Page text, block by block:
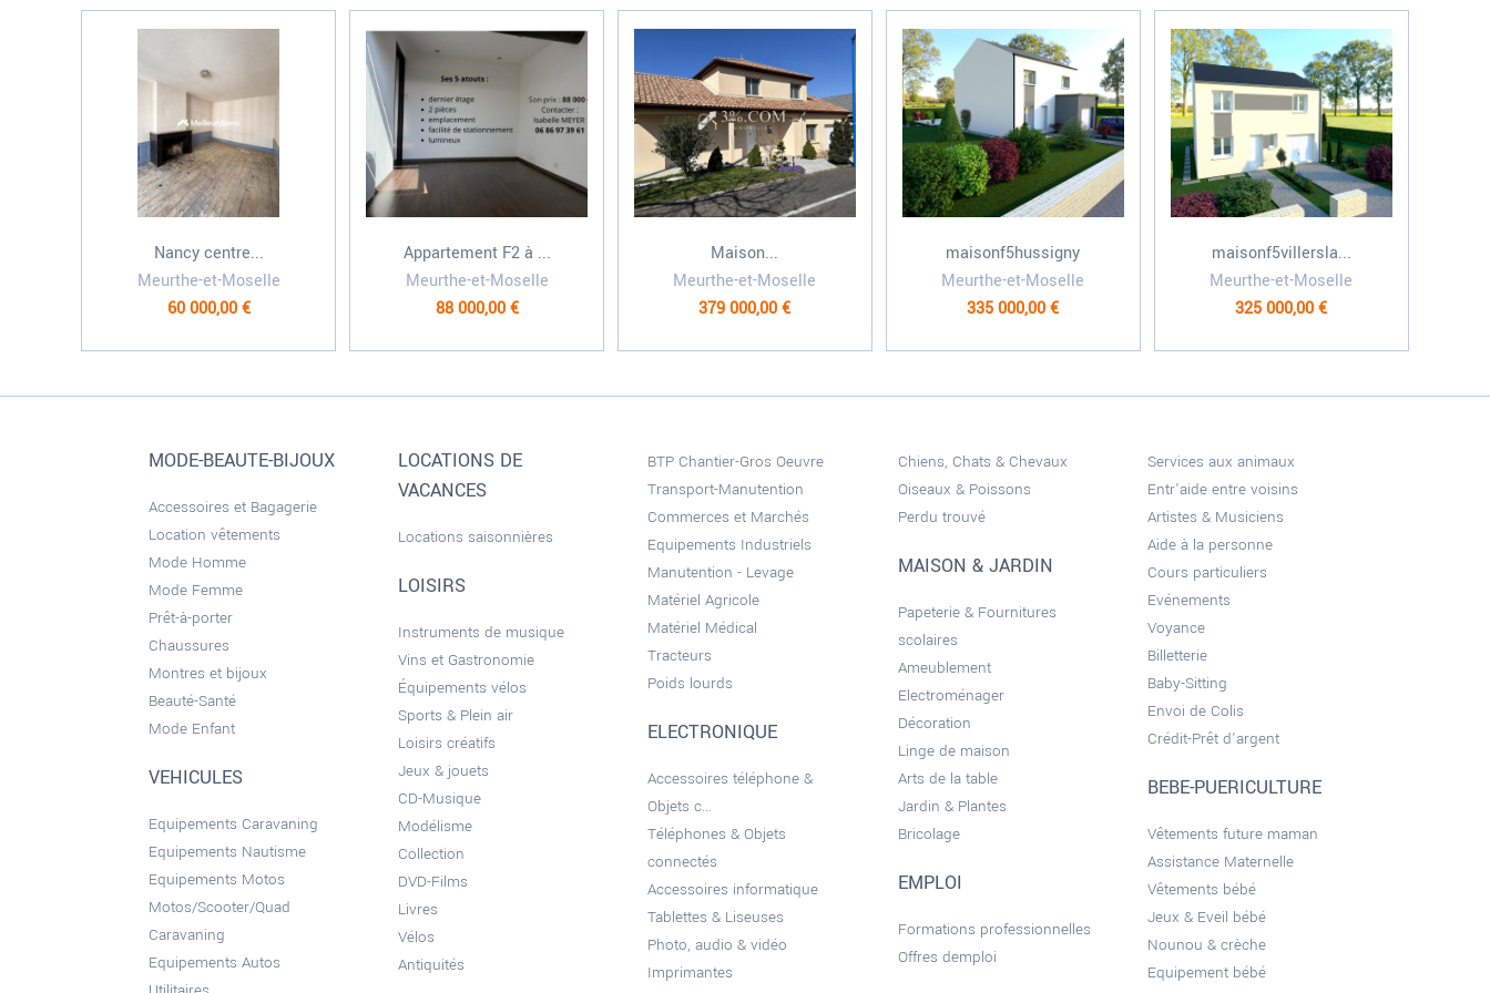
Nancy centre...
Meurthe-et-Moselle
60 000,00 €
Appartement F2 à ...
Meurthe-et-Moselle
88 000,00 €
Maison...
Meurthe-et-Moselle
379 000,00 €
maisonf5hussigny
Meurthe-et-Moselle
335 000,00 €
maisonf5villersla...
Meurthe-et-Moselle
325 000,00 €
MODE-BEAUTE-BIJOUX
Accessoires et Bagagerie
Location vêtements
Mode Homme
Mode Femme
Prêt-à-porter
Chaussures
Montres et bijoux
Beauté-Santé
Mode Enfant
VEHICULES
Equipements Caravaning
Equipements Nautisme
Equipements Motos
Motos/Scooter/Quad
Caravaning
Equipements Autos
LOCATIONS DE
VACANCES
Locations saisonnières
LOISIRS
Instruments de musique
Vins et Gastronomie
Équipements vélos
Sports & Plein air
Loisirs créatifs
Jeux & jouets
CD-Musique
Modélisme
Collection
DVD-Films
Livres
Vélos
Antiquités
BTP Chantier-Gros Oeuvre
Transport-Manutention
Commerces et Marchés
Equipements Industriels
Manutention - Levage
Matériel Agricole
Matériel Médical
Tracteurs
Poids lourds
ELECTRONIQUE
Accessoires téléphone &
Objets c...
Téléphones & Objets
connectés
Accessoires informatique
Tablettes & Liseuses
Photo, audio & vidéo
Imprimantes
Chiens, Chats & Chevaux
Oiseaux & Poissons
Perdu trouvé
MAISON & JARDIN
Papeterie & Fournitures
scolaires
Ameublement
Electroménager
Décoration
Linge de maison
Arts de la table
Jardin & Plantes
Bricolage
EMPLOI
Formations professionnelles
Offres demploi
Services aux animaux
Entr'aide entre voisins
Artistes & Musiciens
Aide à la personne
Cours particuliers
Evénements
Voyance
Billetterie
Baby-Sitting
Envoi de Colis
Crédit-Prêt d'argent
BEBE-PUERICULTURE
Vêtements future maman
Assistance Maternelle
Vêtements bébé
Jeux & Eveil bébé
Nounou & crèche
Equipement bébé